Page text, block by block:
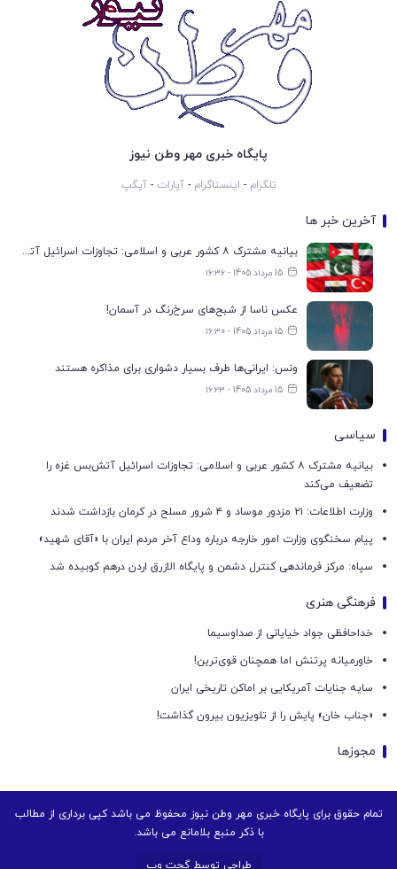
پایگاه خبری مهر وطن نیوز
تلگرام - اینستاگرام -آپارات -آیگپ
آخرین خبر ها
بیانیه مشترک ۸ کشور عربی و اسلامی: تجاوزات اسرائیل آتش‌بس غزه را تضعیف می‌کند
15 مرداد 1405 - ۱۶:۳۶
عکس ناسا از شبح‌های سرخ‌رنگ در آسمان!
15 مرداد 1405 - ۱۶:۳۰
ونس: ایرانی‌ها طرف بسیار دشواری برای مذاکره هستند
15 مرداد 1405 - ۱۶:۲۳
سیاسی
بیانیه مشترک ۸ کشور عربی و اسلامی: تجاوزات اسرائیل آتش‌بس غزه را
تضعیف می‌کند
وزارت اطلاعات: ۲۱ مزدور موساد و ۴ شرور مسلح در کرمان بازداشت شدند
پیام سخنگوی وزارت امور خارجه درباره وداع آخر مردم ایران با «آقای شهید»
سپاه: مرکز فرماندهی کنترل دشمن و پایگاه الازرق اردن درهم کوبیده شد
فرهنگی هنری
خداحافظی جواد خیایانی از صداوسیما
خاورمیانه پرتنش اما همچنان قوی‌ترین!
سایه جنایات آمریکایی بر اماکن تاریخی ایران
«جناب خان» پایش را از تلویزیون بیرون گذاشت!
مجوزها
تمام حقوق برای پایگاه خبری مهر وطن نیوز محفوظ می باشد کپی برداری از مطالب
با ذکر منبع بلامانع می باشد.
طراحی توسط گجت وب